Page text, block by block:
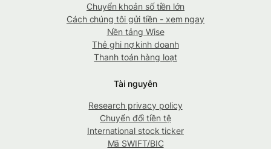
Chuyển khoản số tiền lớn
Cách chúng tôi gửi tiền - xem ngay
Nền tảng Wise
Thẻ ghi nợ kinh doanh
Thanh toán hàng loạt
Tài nguyên
Research privacy policy
Chuyển đổi tiền tệ
International stock ticker
Mã SWIFT/BIC